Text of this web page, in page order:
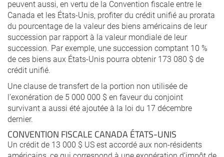
peuvent aussi, en vertu de la Convention fiscale entre le
Canada et les États-Unis, profiter du crédit unifié au prorata
du pourcentage de la valeur des biens américains de leur
succession par rapport à la valeur mondiale de leur
succession. Par exemple, une succession comptant 10 %
de ces biens aux États-Unis pourra obtenir 173 080 $ de
crédit unifié.
Une clause de transfert de la portion non utilisée de
l’exonération de 5 000 000 $ en faveur du conjoint
survivant a aussi été ajoutée à la loi du 17 décembre
dernier.
CONVENTION FISCALE CANADA ÉTATS-UNIS
Un crédit de 13 000 $ US est accordé aux non-résidents